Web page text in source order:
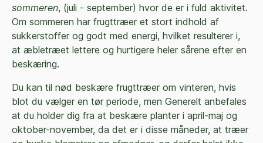
sommeren, (juli - september) hvor de er i fuld aktivitet.
Om sommeren har frugttræer et stort indhold af
sukkerstoffer og godt med energi, hvilket resulterer i,
at æbletræet lettere og hurtigere heler sårene efter en
beskæring.
Du kan til nød beskære frugttræer om vinteren, hvis
blot du vælger en tør periode, men Generelt anbefales
at du holder dig fra at beskære planter i april-maj og
oktober-november, da det er i disse måneder, at træer